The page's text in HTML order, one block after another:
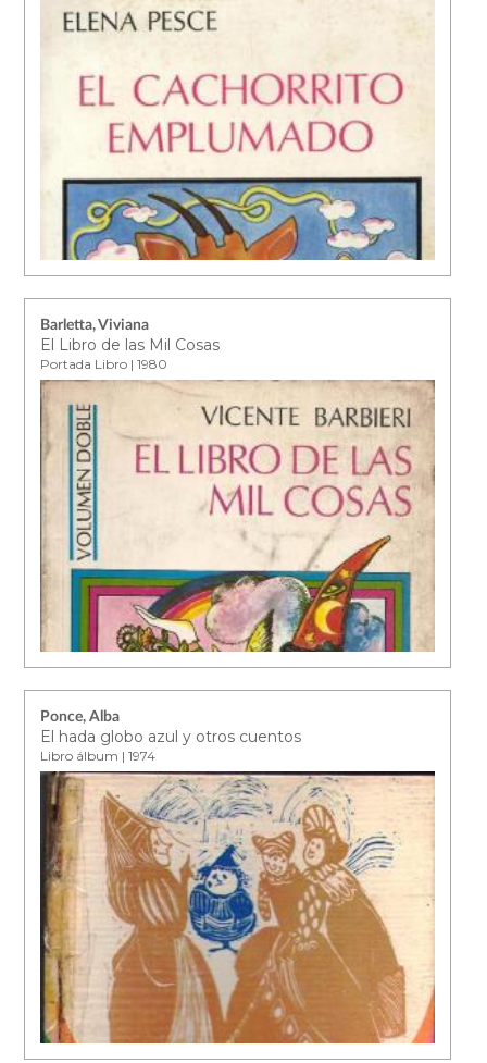
Barletta, Viviana
El Libro de las Mil Cosas
Portada Libro | 1980
Ponce, Alba
El hada globo azul y otros cuentos
Libro álbum | 1974